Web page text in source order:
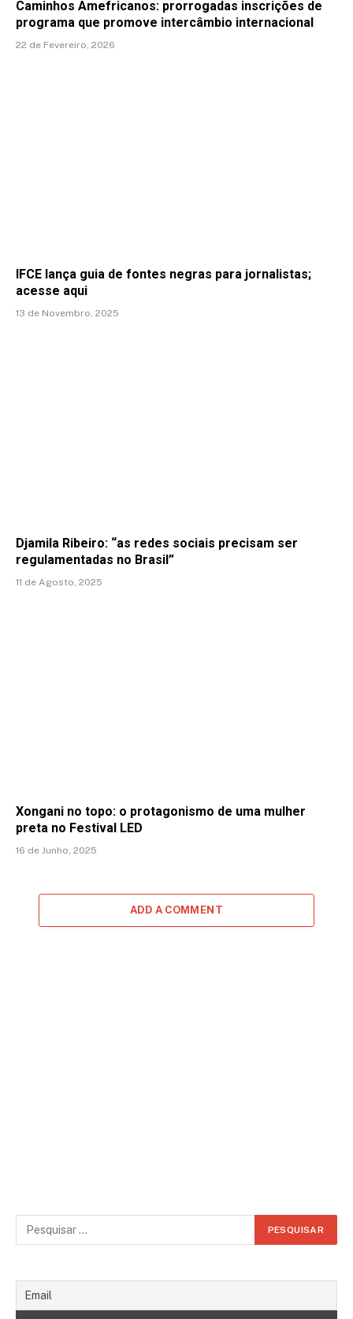
Caminhos Amefricanos: prorrogadas inscrições de
programa que promove intercâmbio internacional
22 de Fevereiro, 2026
IFCE lança guia de fontes negras para jornalistas;
acesse aqui
13 de Novembro, 2025
Djamila Ribeiro: “as redes sociais precisam ser
regulamentadas no Brasil”
11 de Agosto, 2025
Xongani no topo: o protagonismo de uma mulher
preta no Festival LED
16 de Junho, 2025
ADD A COMMENT